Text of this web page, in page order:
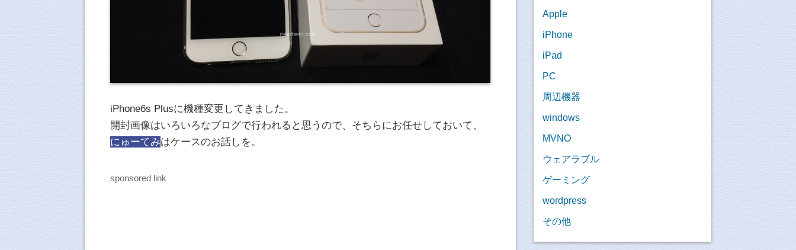
iPhone6s Plusに機種変更してきました。
開封画像はいろいろなブログで行われると思うので、そちらにお任せしておいて、
にゅーてみはケースのお話しを。
sponsored link
Apple
iPhone
iPad
PC
周辺機器
windows
MVNO
ウェアラブル
ゲーミング
wordpress
その他